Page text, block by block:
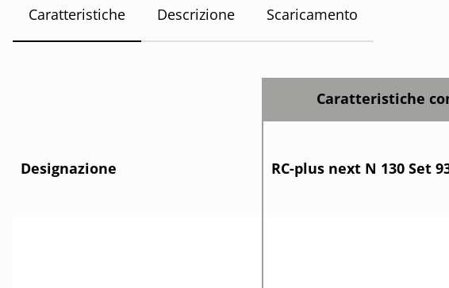
Caratteristiche Descrizione Scaricamento
Caratteristiche
Designazione RC-plus next N 130 Set